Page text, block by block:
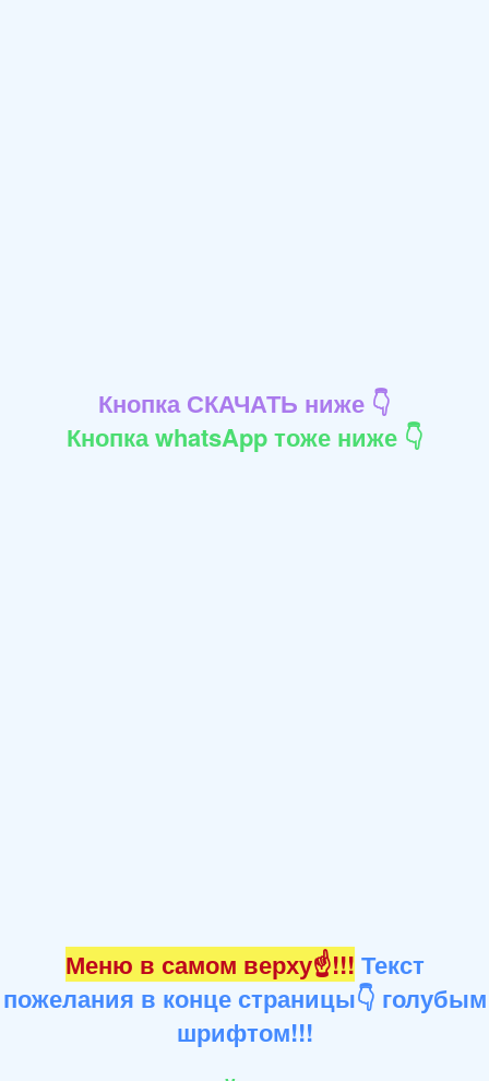
Кнопка СКАЧАТЬ ниже 👇
Кнопка whatsApp тоже ниже 👇
Меню в самом верху☝!!! Текст
пожелания в конце страницы👇 голубым
шрифтом!!!